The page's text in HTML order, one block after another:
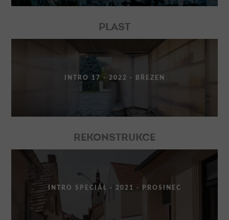
PLAST
INTRO 17 - 2022 - BŘEZEN
REKONSTRUKCE
INTRO SPECIÁL - 2021 - PROSINEC